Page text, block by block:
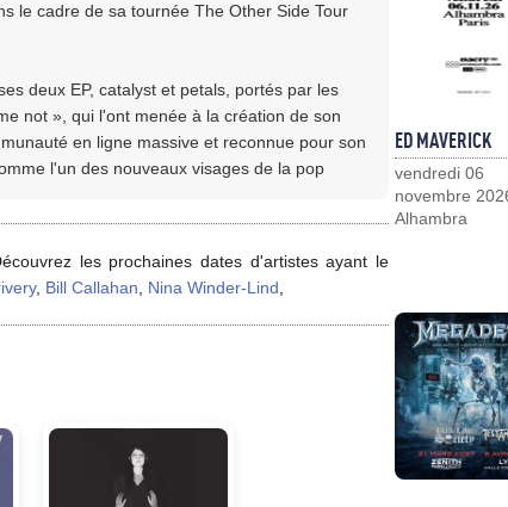
le cadre de sa tournée The Other Side Tour
deux EP, catalyst et petals, portés par les
not », qui l'ont menée à la création de son
en ligne massive et reconnue pour son
l'un des nouveaux visages de la pop
les prochaines dates d'artistes ayant le
, Bill Callahan Nina Winder-Lind
ED MAVERICK
vendredi 06
novembre
Alhambra